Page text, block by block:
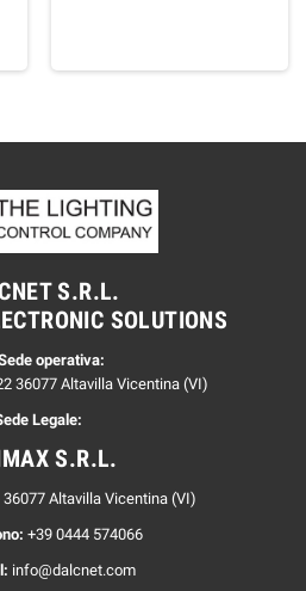
S.R.L.
SOLUTIONS
operativa:
36077 Altavilla Vicentina (VI)
Legale:
S.R.L.
36077 Altavilla Vicentina (VI)
+39 0444 574066
info@dalcnet.com